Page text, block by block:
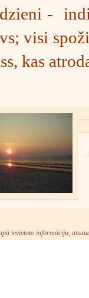
-
visi
kas
ievietoto informāciju,